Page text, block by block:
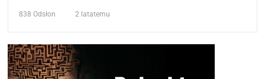
838 Odsłon 2 latatemu